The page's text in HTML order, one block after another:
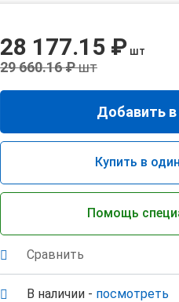
28 177.15 ₽ шт
29 660.16 ₽шт
Добавить в
Купить в
Помощь
Сравнить
В наличии - посмотреть